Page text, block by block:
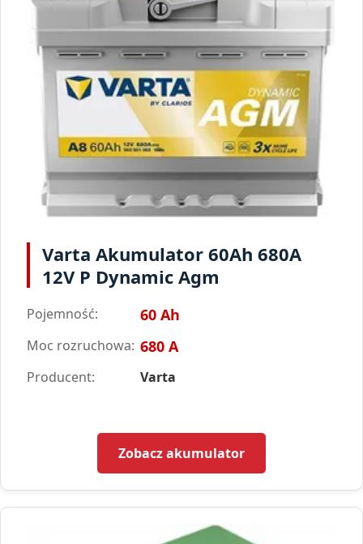
Varta Akumulator 60Ah 680A
12V P Dynamic Agm
Pojemność: 60 Ah
Moc rozruchowa: 680 A
Producent: Varta
Zobacz akumulator